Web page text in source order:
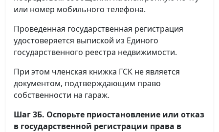
или номер мобильного телефона.
Проведенная государственная регистрация
удостоверяется выпиской из Единого
государственного реестра недвижимости.
При этом членская книжка ГСК не является
документом, подтверждающим право
собственности на гараж.
Шаг 3Б. Оспорьте приостановление или отказ
в государственной регистрации права в